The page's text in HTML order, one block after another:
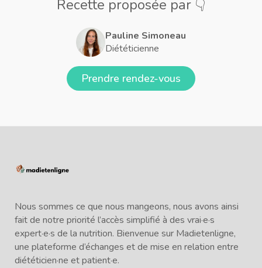
Recette proposée par 👇
Pauline Simoneau
Diététicienne
Prendre rendez-vous
Nous sommes ce que nous mangeons, nous avons ainsi
fait de notre priorité l’accès simplifié à des vrai·e·s
expert·e·s de la nutrition. Bienvenue sur Madietenligne,
une plateforme d’échanges et de mise en relation entre
diététicien·ne et patient·e.